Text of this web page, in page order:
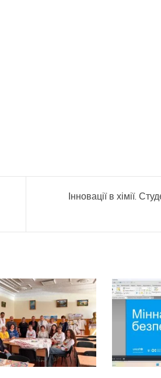
Інновації в хімії.